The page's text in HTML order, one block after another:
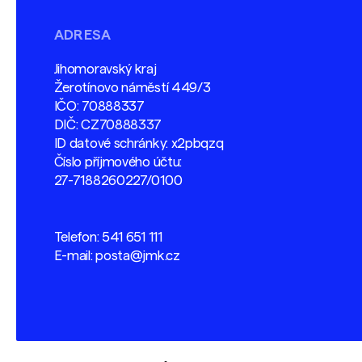
ADRESA
Jihomoravský kraj
Žerotínovo náměstí 449/3
IČO: 70888337
DIČ: CZ70888337
ID datové schránky: x2pbqzq
Číslo příjmového účtu:
27-7188260227/0100
Telefon: 541 651 111
E-mail:posta@jmk.cz